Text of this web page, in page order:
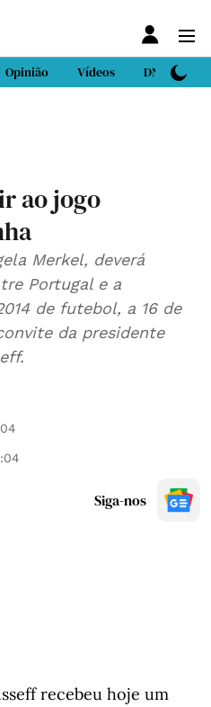
Opinião Vídeos DN Sport
ao jogo
Merkel, deverá
e a
de futebol, a 16 de
Siga-nos
recebeu hoje um